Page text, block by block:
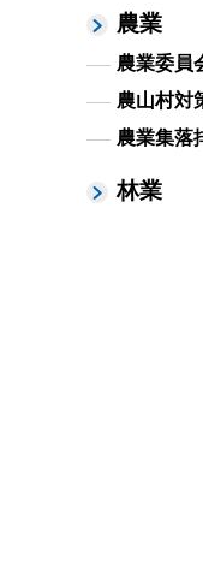
農業
農業委員
農山村対
農業集落
林業